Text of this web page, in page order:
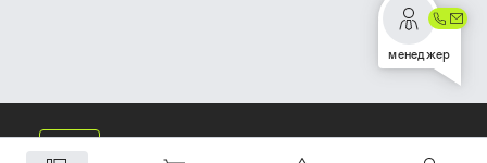
менеджер